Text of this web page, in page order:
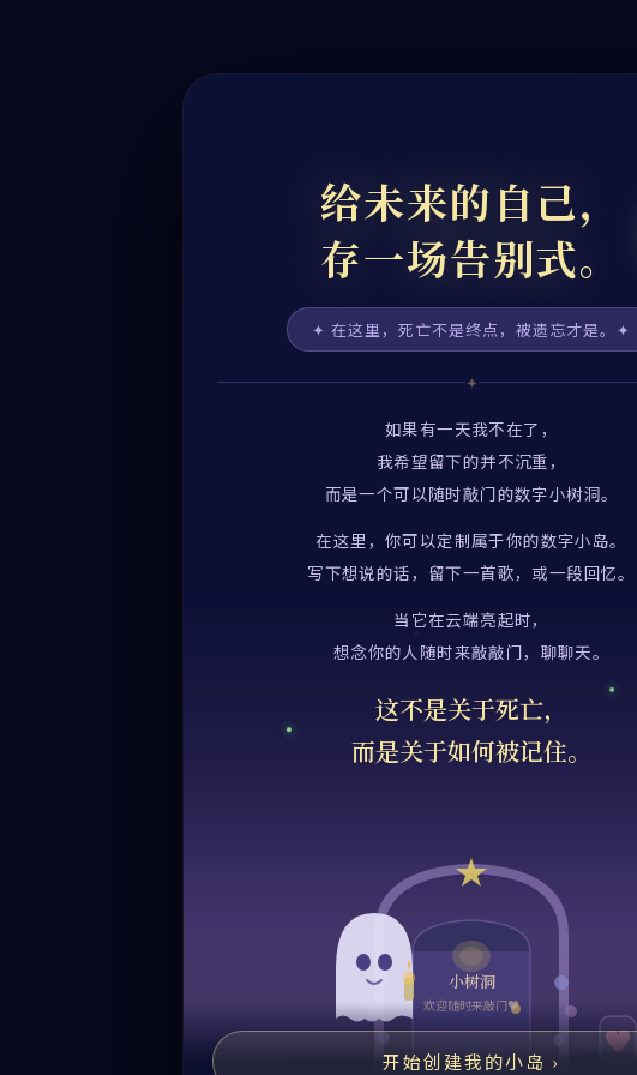
给未来的自己，
存一场告别式。
✦ 在这里，死亡不是终点，被遗忘才是。✦
✦
如果有一天我不在了，
我希望留下的并不沉重，
而是一个可以随时敲门的数字小树洞。
在这里，你可以定制属于你的数字小岛。
写下想说的话，留下一首歌，或一段回忆。
当它在云端亮起时，
想念你的人随时来敲敲门，聊聊天。
这不是关于死亡，
而是关于如何被记住。
小树洞
欢迎随时来敲门♥
开始创建我的小岛 ›